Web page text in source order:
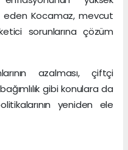
Kocamaz, mevcut
sorunlarına çözüm
azalması, çiftçi
gibi konulara da
yeniden ele